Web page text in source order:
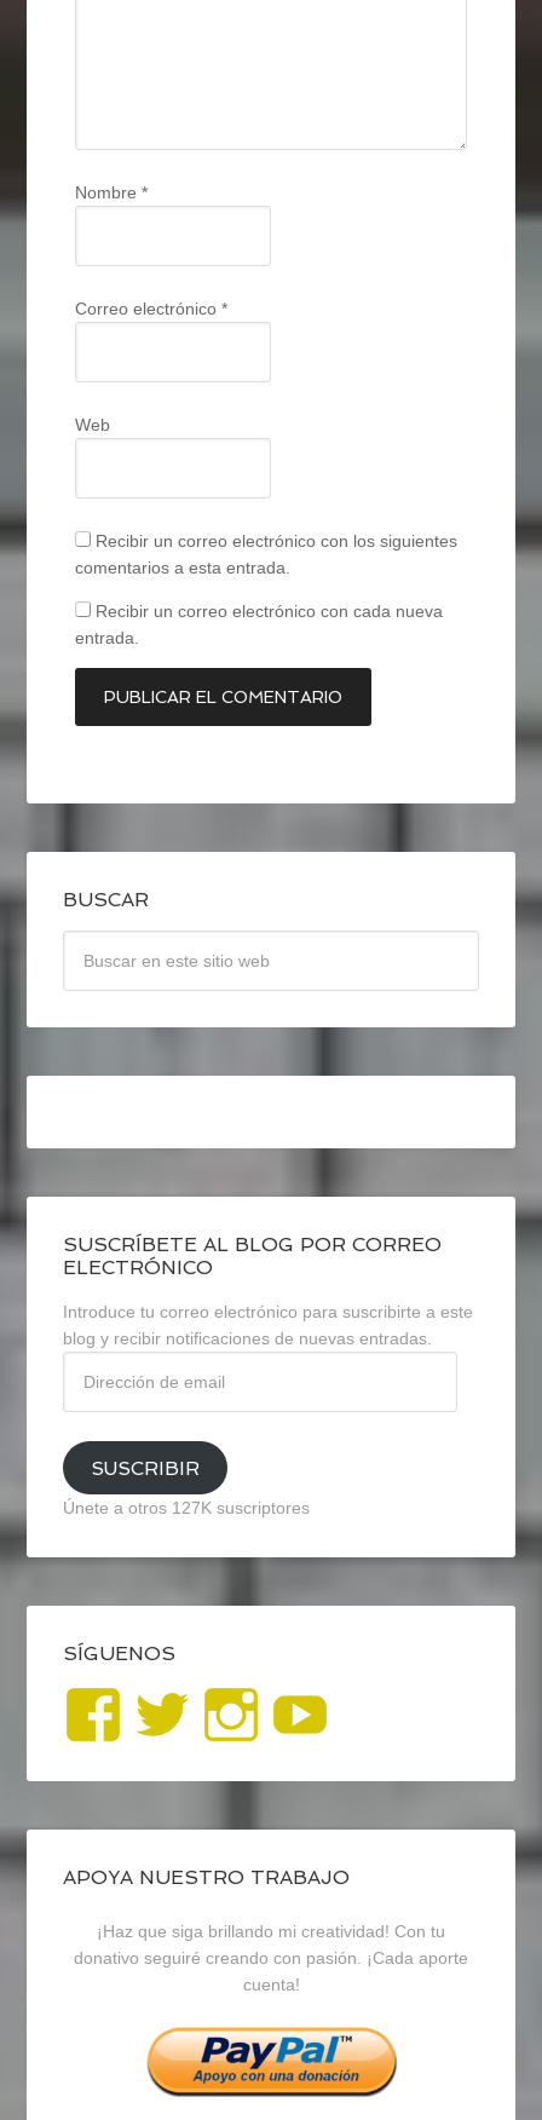
Nombre*
Correo electrónico*
Web
Recibir un correo electrónico con los siguientes
comentarios a esta entrada.
Recibir un correo electrónico con cada nueva
entrada.
BUSCAR
SUSCRÍBETE AL BLOG POR CORREO
ELECTRÓNICO
Introduce tu correo electrónico para suscribirte a este
blog y recibir notificaciones de nuevas entradas.
email
SUSCRIBIR
Únete a otros 127K suscriptores
SÍGUENOS
Ver
perfil
de
blogrecursosep
en
Facebook
Ver
perfil
de
recursosep
en
Twitter
Ver
perfil
de
recursosep
en
Instagram
APOYA NUESTRO TRABAJO
¡Haz que siga brillando mi creatividad! Con tu
donativo seguiré creando con pasión. ¡Cada aporte
cuenta!